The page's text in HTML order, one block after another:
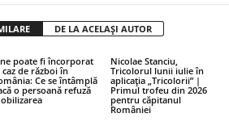
DE LA ACELAȘI AUTOR
poate fi încorporat
de război în
Ce se întâmplă
o persoană refuză
Nicolae Stanciu,
Tricolorul lunii iulie în
aplicația „Tricolorii” |
Primul trofeu din 2026
pentru căpitanul
României